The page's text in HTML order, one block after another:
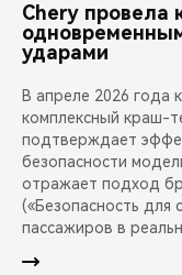
Chery провела
ударами
В апреле 2026 года
комплексный краш-
подтверждает
безопасности
отражает подход
(«Безопасность для
пассажиров в